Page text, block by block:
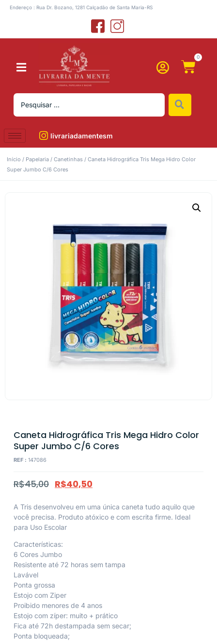
Endereço : Rua Dr. Bozano, 1281 Calçadão de Santa Maria-RS
0
livrariadamentesm
Início / Papelaria / Canetinhas / Caneta Hidrográfica Tris Mega Hidro Color
Super Jumbo C/6 Cores
Caneta Hidrográfica Tris Mega Hidro Color
Super Jumbo C/6 Cores
REF : 147086
R$45,00 R$40,50
A Tris desenvolveu em uma única caneta tudo aquilo que
você precisa. Produto atóxico e com escrita firme. Ideal
para Uso Escolar
Características:
6 Cores Jumbo
Resistente até 72 horas sem tampa
Lavável
Ponta grossa
Estojo com Ziper
Proibido menores de 4 anos
Estojo com zíper: muito + prático
Fica até 72h destampada sem secar;
Ponta bloqueada;